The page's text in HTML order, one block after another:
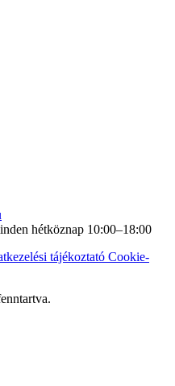
hétköznap 10:00–18:00
tájékoztató Cookie-